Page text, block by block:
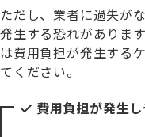
ただし、業者に過失が
発生する恐れがありま
は費用負担が発生する
てください。
費用負担が発生